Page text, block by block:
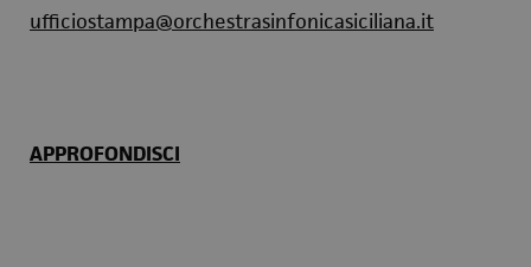
ufficiostampa@orchestrasinfonicasiciliana.it
APPROFONDISCI